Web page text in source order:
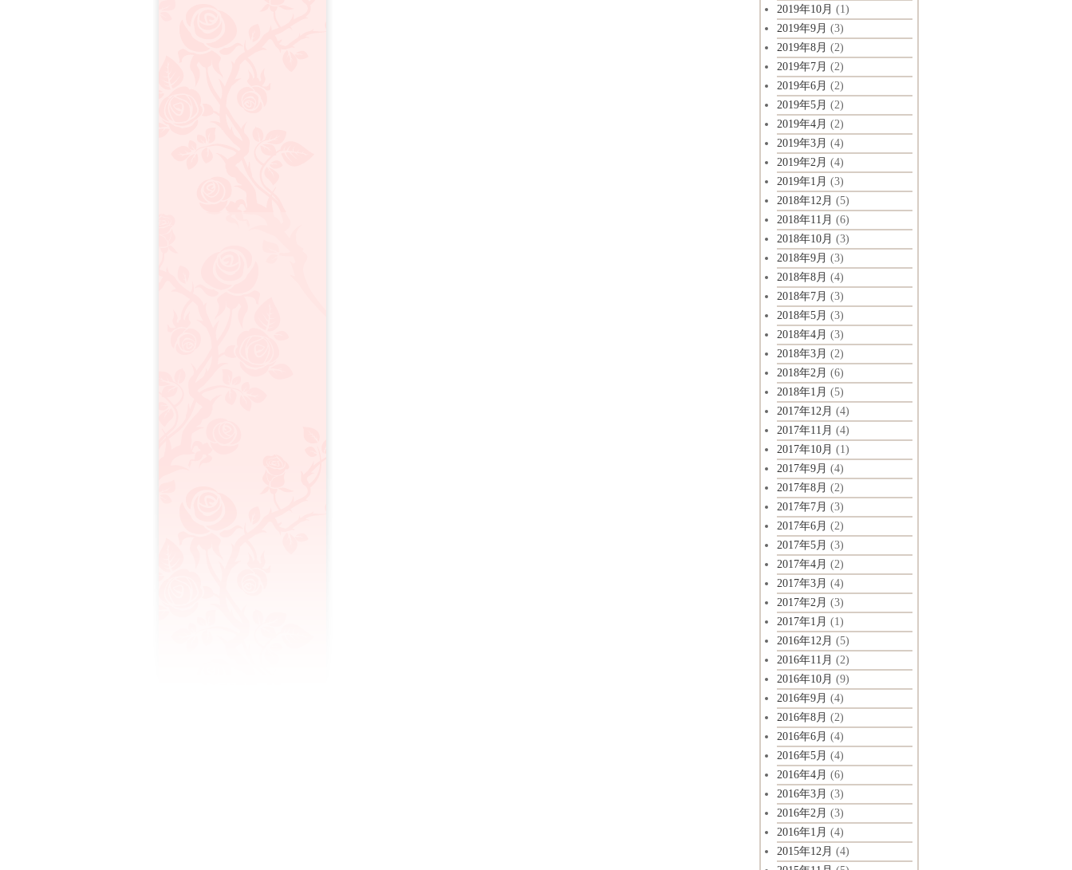
2019年10月 (1)
2019年9月 (3)
2019年8月 (2)
2019年7月 (2)
2019年6月 (2)
2019年5月 (2)
2019年4月 (2)
2019年3月 (4)
2019年2月 (4)
2019年1月 (3)
2018年12月 (5)
2018年11月 (6)
2018年10月 (3)
2018年9月 (3)
2018年8月 (4)
2018年7月 (3)
2018年5月 (3)
2018年4月 (3)
2018年3月 (2)
2018年2月 (6)
2018年1月 (5)
2017年12月 (4)
2017年11月 (4)
2017年10月 (1)
2017年9月 (4)
2017年8月 (2)
2017年7月 (3)
2017年6月 (2)
2017年5月 (3)
2017年4月 (2)
2017年3月 (4)
2017年2月 (3)
2017年1月 (1)
2016年12月 (5)
2016年11月 (2)
2016年10月 (9)
2016年9月 (4)
2016年8月 (2)
2016年6月 (4)
2016年5月 (4)
2016年4月 (6)
2016年3月 (3)
2016年2月 (3)
2016年1月 (4)
2015年12月 (4)